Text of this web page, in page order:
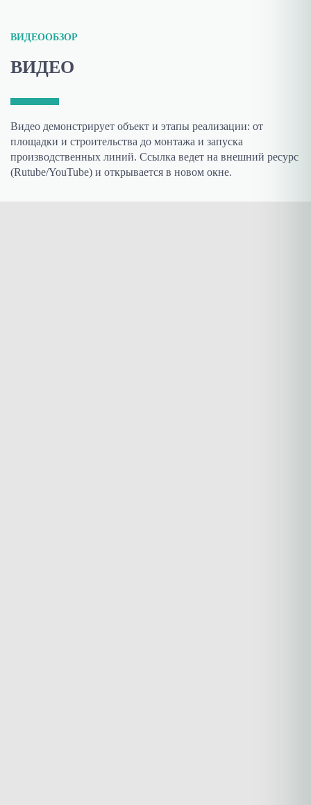
ВИДЕООБЗОР
ВИДЕО
Видео демонстрирует объект и этапы реализации: от
площадки и строительства до монтажа и запуска
производственных линий. Ссылка ведет на внешний ресурс
(Rutube/YouTube) и открывается в новом окне.